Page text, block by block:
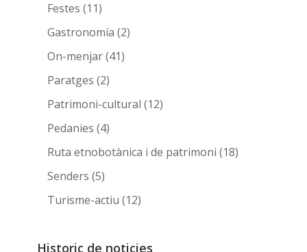
Festes (11)
Gastronomía (2)
On-menjar(41)
Paratges (2)
Patrimoni-cultural (12)
Pedanies (4)
Ruta etnobotànica i de patrimoni (18)
Senders (5)
Turisme-actiu (12)
Historic de noticies